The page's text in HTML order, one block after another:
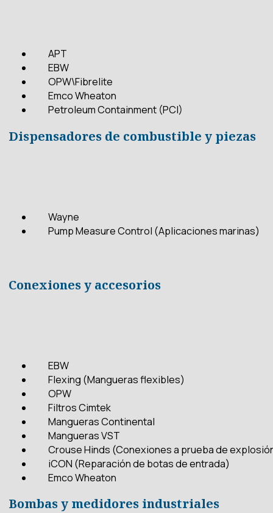
APT
EBW
OPW\Fibrelite
Emco Wheaton
Petroleum Containment (PCI)
Dispensadores de combustible y piezas
Wayne
Pump Measure Control (Aplicaciones marinas)
Conexiones y accesorios
EBW
Flexing (Mangueras flexibles)
OPW
Filtros Cimtek
Mangueras Continental
Mangueras VST
Crouse Hinds (Conexiones a prueba de
iCON (Reparación de botas de entrada)
Emco Wheaton
Bombas y medidores industriales